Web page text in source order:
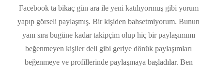
Facebook ta bikaç gün ara ile yeni katılıyormuş gibi yorum
yapıp görseli paylaşmış. Bir kişiden bahsetmiyorum. Bunun
yanı sıra bugüne kadar takipçim olup hiç bir paylaşımımı
beğenmeyen kişiler deli gibi geriye dönük paylaşımları
beğenmeye ve profillerinde paylaşmaya başladılar. Ben